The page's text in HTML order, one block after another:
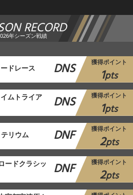
RECORD
年シーズン戦績
ドレース DNS 獲得ポイント
1pts
ムトライア DNS 獲得ポイント
1pts
リウム DNF 獲得ポイント
2pts
ードクラシッ DNF 獲得ポイント
2pts